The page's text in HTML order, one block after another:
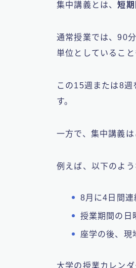
集中講義とは、短
通常授業では、90
単位としていること
この15週または8週
す。
一方で、集中講義
例えば、以下のよう
8月に4日間連
授業期間の日
座学の後、現
大学の授業カレン